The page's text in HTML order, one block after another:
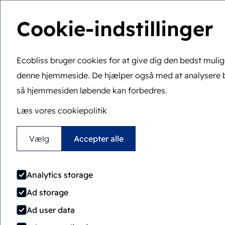
Cookie-indstillinger
Ecobliss bruger cookies for at give dig den bedst
denne hjemmeside. De hjælper også med at
så hjemmesiden løbende kan forbedres.
Læs vores cookiepolitik
Vælg Accepter alle
Analytics storage
Ad storage
Ad user data
Locked4Kids, dokumenteret
innovation
Børnesikre